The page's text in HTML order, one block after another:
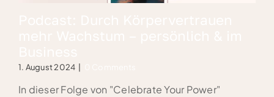
1. August 2024
In dieser Folge von "Celebrate Your Power"